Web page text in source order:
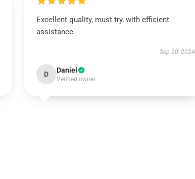
Excellent quality, must try, with efficient
assistance.
Sep 20, 2024
D Daniel
Verified owner